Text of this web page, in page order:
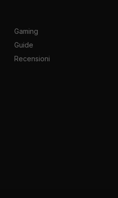
Gaming
Guide
Recensioni